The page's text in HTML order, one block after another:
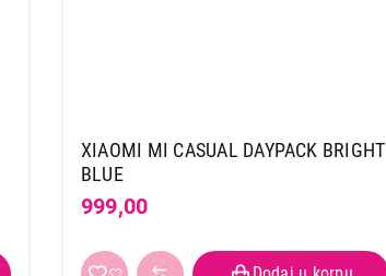
XIAOMI MI CASUAL DAYPACK BRIGHT
BLUE
999,00